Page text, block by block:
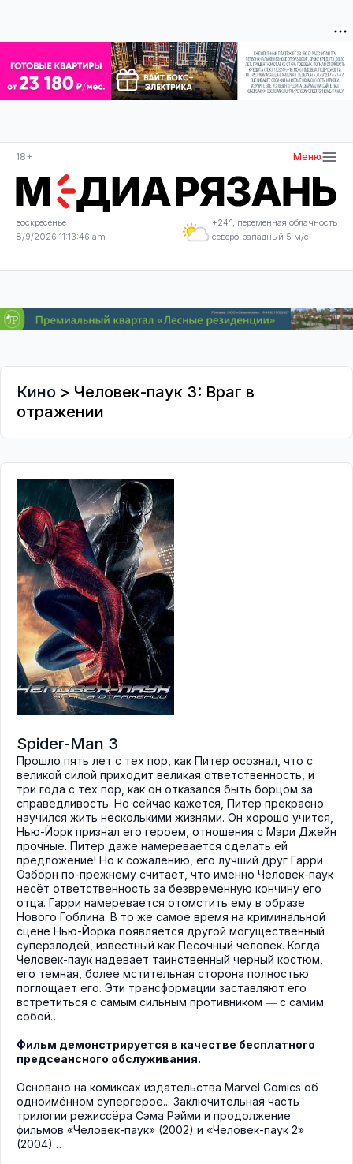
18+ Меню
воскресенье
8/9/2026 11:13:47 am
+24°, переменная облачность
северо-западный 5 м/с
Кино > Человек-паук 3: Враг в
отражении
Spider-Man 3
Прошло пять лет с тех пор, как Питер осознал, что с
великой силой приходит великая ответственность, и
три года с тех пор, как он отказался быть борцом за
справедливость. Но сейчас кажется, Питер прекрасно
научился жить несколькими жизнями. Он хорошо учится,
Нью-Йорк признал его героем, отношения с Мэри Джейн
прочные. Питер даже намеревается сделать ей
предложение! Но к сожалению, его лучший друг Гарри
Озборн по-прежнему считает, что именно Человек-паук
несёт ответственность за безвременную кончину его
отца. Гарри намеревается отомстить ему в образе
Нового Гоблина. В то же самое время на криминальной
сцене Нью-Йорка появляется другой могущественный
суперзлодей, известный как Песочный человек. Когда
Человек-паук надевает таинственный черный костюм,
его темная, более мстительная сторона полностью
поглощает его. Эти трансформации заставляют его
встретиться с самым сильным противником ― с самим
собой…
Фильм демонстрируется в качестве бесплатного
предсеансного обслуживания.
Основано на комиксах издательства Marvel Comics об
одноимённом супергерое... Заключительная часть
трилогии режиссёра Сэма Рэйми и продолжение
фильмов «Человек-паук» (2002) и «Человек-паук 2»
(2004)…